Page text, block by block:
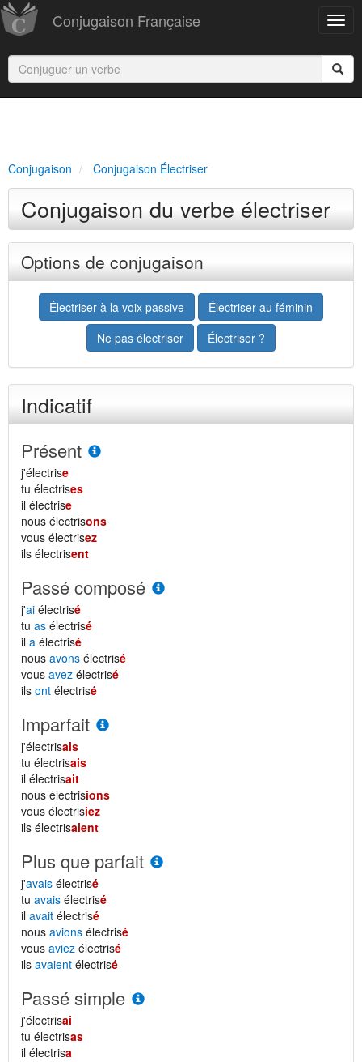
Conjugaison Française
Conjugaison Conjugaison Électriser
Conjugaison du verbe électriser
Options de conjugaison
Électriser à la voix passive
Électriser au féminin
Ne pas électriser
Électriser ?
Indicatif
Présent
j'électrise
tu électrises
il électrise
nous électrisons
vous électrisez
ils électrisent
Passé composé
j'ai électrisé
tu as électrisé
il a électrisé
nous avons électrisé
vous avez électrisé
ils ont électrisé
Imparfait
j'électrisais
tu électrisais
il électrisait
nous électrisions
vous électrisiez
ils électrisaient
Plus que parfait
j'avais électrisé
tu avais électrisé
il avait électrisé
nous avions électrisé
vous aviez électrisé
ils avaient électrisé
Passé simple
j'électrisai
tu électrisas
il électrisa